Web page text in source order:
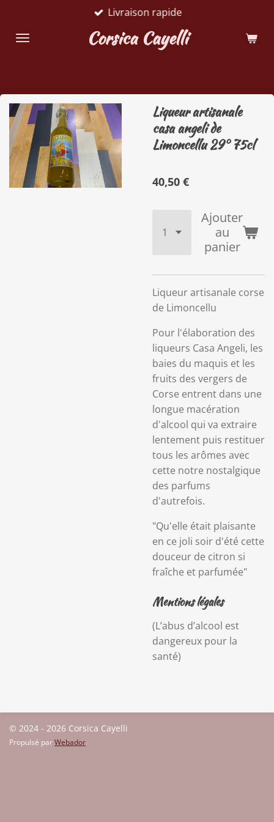
contenu
Corsica Cayelli
Livraison rapide
Liqueur artisanale
casa angeli de
Limoncellu 29° 75cl
40,50 €
Ajouter
au
panier
Liqueur artisanale corse
de Limoncellu
Pour l'élaboration des
liqueurs Casa Angeli, les
baies du maquis et les
fruits des vergers de
Corse entrent dans une
longue macération
d'alcool qui va extraire
lentement puis restituer
tous les arômes avec
cette notre nostalgique
des parfums
d'autrefois.
"Qu'elle était plaisante
en ce joli soir d'été cette
douceur de citron si
fraîche et parfumée"
Mentions légales
(L’abus d’alcool est
dangereux pour la
santé)
© 2024 - 2026 Corsica Cayelli
Propulsé par Webador